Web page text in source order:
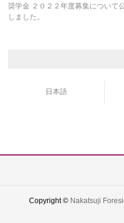
奨学金 ２０２２年度募集について
しました。
日本語
Copyright © Nakatsuji